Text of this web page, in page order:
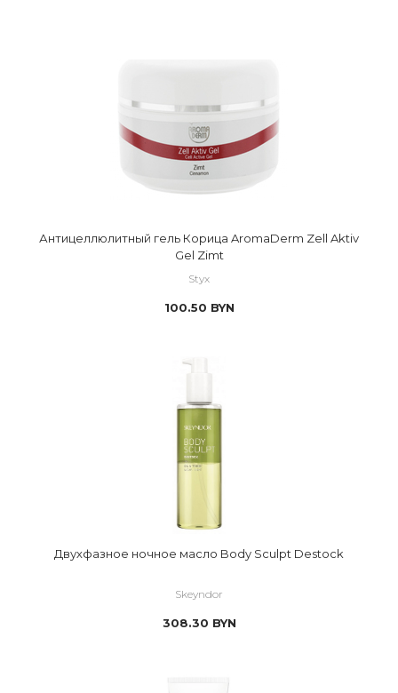
Антицеллюлитный гель Корица AromaDerm Zell Aktiv
Gel Zimt
Styx
100.50 BYN
Двухфазное ночное масло Body Sculpt Destock
Skeyndor
308.30 BYN